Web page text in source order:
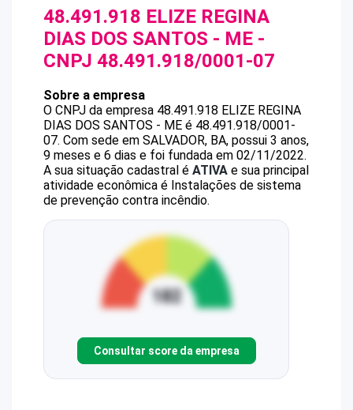
48.491.918 ELIZE REGINA
DIAS DOS SANTOS - ME -
CNPJ 48.491.918/0001-07
Sobre a empresa
O CNPJ da empresa 48.491.918 ELIZE REGINA
DIAS DOS SANTOS - ME é 48.491.918/0001-
07. Com sede em SALVADOR, BA, possui 3 anos,
9 meses e 6 dias e foi fundada em 02/11/2022.
A sua situação cadastral é ATIVA e sua principal
atividade econômica é Instalações de sistema
de prevenção contra incêndio.
Consultar score da empresa